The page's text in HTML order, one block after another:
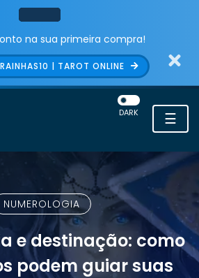
na sua primeira compra!
| TAROT ONLINE
☰
DARK
NUMEROLOGIA
e destinação: como
podem guiar suas